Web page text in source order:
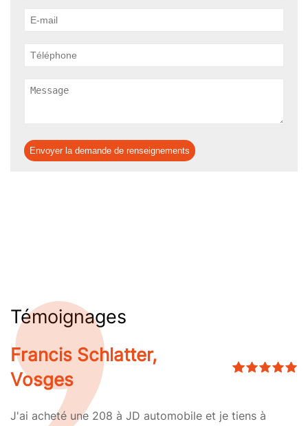
Envoyer la demande de renseignements
Témoignages
Francis Schlatter,
Vosges
J'ai acheté une 208 à JD automobile et je tiens à